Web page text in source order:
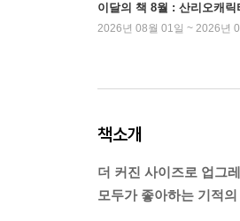
이달의 책 8월 : 산리오캐릭
2026년 08월 01일 ~ 2026년
책소개
더 커진 사이즈로 업그
모두가 좋아하는 기적